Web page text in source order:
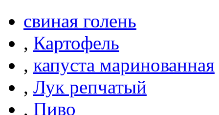
свиная голень
, Картофель
, капуста маринованная
, Лук репчатый
, Пиво